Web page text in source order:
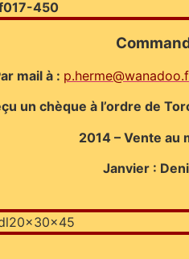
mail à :
un chèque à l’ordre de
2014 – Vente au
Janvier :